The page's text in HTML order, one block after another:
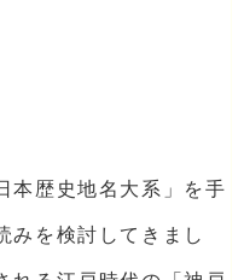
本歴史地名大系」を手
みを検討してきまし